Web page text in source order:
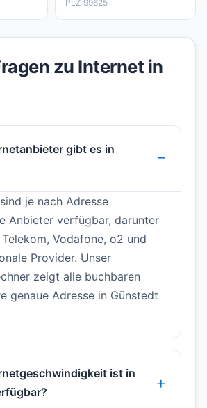
PLZ 99625
zu Internet in
gibt es in
je nach Adresse
Anbieter verfügbar, darunter
Vodafone, o2 und
Provider. Unser
zeigt alle buchbaren
genaue Adresse in Günstedt
ist in